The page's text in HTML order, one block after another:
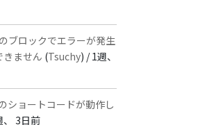
ブロックでエラーが発生
きません (Tsuchy) /1週、
ショートコードが動作し
、 3日前